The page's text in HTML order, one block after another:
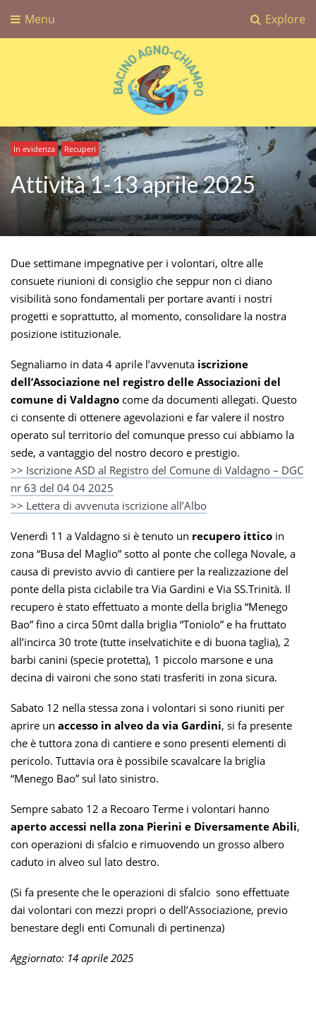
Explore
Menu
Bacino Agno-Chiampo
Associazione Sportiva Dilettantistica Bacino Agno-Chiampo
In evidenza Recuperi
Attività 1-13 aprile 2025
Due settimane impegnative per i volontari, oltre alle
consuete riunioni di consiglio che seppur non ci diano
visibilità sono fondamentali per portare avanti i nostri
progetti e soprattutto, al momento, consolidare la nostra
posizione istituzionale.
Segnaliamo in data 4 aprile l’avvenuta iscrizione
dell’Associazione nel registro delle Associazioni del
comune di Valdagno come da documenti allegati. Questo
ci consente di ottenere agevolazioni e far valere il nostro
operato sul territorio del comunque presso cui abbiamo la
sede, a vantaggio del nostro decoro e prestigio.
>> Iscrizione ASD al Registro del Comune di Valdagno – DGC
nr 63 del 04 04 2025
>> Lettera di avvenuta iscrizione all’Albo
Venerdì 11 a Valdagno si è tenuto un recupero ittico in
zona “Busa del Maglio” sotto al ponte che collega Novale, a
causa di previsto avvio di cantiere per la realizzazione del
ponte della pista ciclabile tra Via Gardini e Via SS.Trinità. Il
recupero è stato effettuato a monte della briglia “Menego
Bao” fino a circa 50mt dalla briglia “Toniolo” e ha fruttato
all’incirca 30 trote (tutte inselvatichite e di buona taglia), 2
barbi canini (specie protetta), 1 piccolo marsone e una
decina di vaironi che sono stati trasferiti in zona sicura.
Sabato 12 nella stessa zona i volontari si sono riuniti per
aprire un accesso in alveo da via Gardini, si fa presente
che è tuttora zona di cantiere e sono presenti elementi di
pericolo. Tuttavia ora è possibile scavalcare la briglia
“Menego Bao” sul lato sinistro.
Sempre sabato 12 a Recoaro Terme i volontari hanno
aperto accessi nella zona Pierini e Diversamente Abili,
con operazioni di sfalcio e rimuovendo un grosso albero
caduto in alveo sul lato destro.
(Si fa presente che le operazioni di sfalcio sono effettuate
dai volontari con mezzi propri o dell’Associazione, previo
benestare degli enti Comunali di pertinenza)
Aggiornato: 14 aprile 2025